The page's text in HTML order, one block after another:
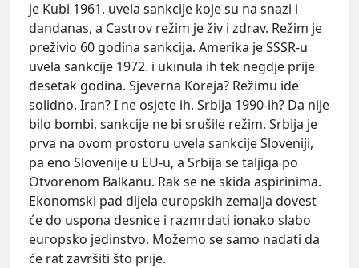
je Kubi 1961. uvela sankcije koje su na snazi i
dandanas, a Castrov režim je živ i zdrav. Režim je
preživio 60 godina sankcija. Amerika je SSSR-u
uvela sankcije 1972. i ukinula ih tek negdje prije
desetak godina. Sjeverna Koreja? Režimu ide
solidno. Iran? I ne osjete ih. Srbija 1990-ih? Da nije
bilo bombi, sankcije ne bi srušile režim. Srbija je
prva na ovom prostoru uvela sankcije Sloveniji,
pa eno Slovenije u EU-u, a Srbija se taljiga po
Otvorenom Balkanu. Rak se ne skida aspirinima.
Ekonomski pad dijela europskih zemalja dovest
će do uspona desnice i razmrdati ionako slabo
europsko jedinstvo. Možemo se samo nadati da
će rat završiti što prije.